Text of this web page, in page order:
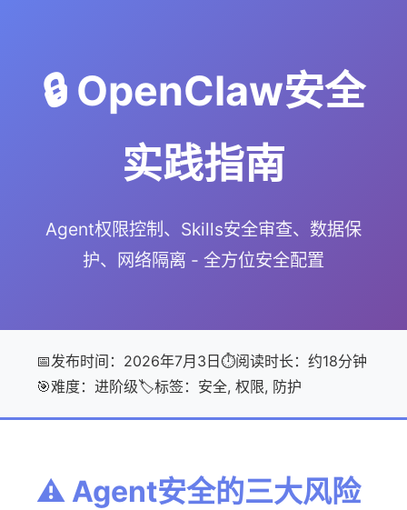
🔒 OpenClaw安全
实践指南
Agent权限控制、Skills安全审查、数据保
护、网络隔离 - 全方位安全配置
📅发布时间：2026年7月3日 ⏱️阅读时长：约18分钟
🎯难度：进阶级🏷️标签：安全, 权限, 防护
⚠️ Agent安全的三大风险